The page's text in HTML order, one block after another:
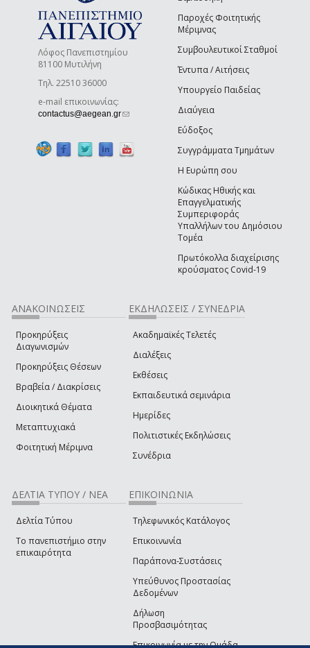
Λόφος Πανεπιστημίου
81100 Μυτιλήνη
Τηλ. 22510 36000
e-mail επικοινωνίας:
contactus@aegean.gr(link sends e-mail)
Παροχές Φοιτητικής
Μέριμνας
Συμβουλευτικοί Σταθμοί
Έντυπα / Αιτήσεις
Υπουργείο Παιδείας
Διαύγεια
Εύδοξος
Συγγράμματα Τμημάτων
Η Ευρώπη σου
Κώδικας Ηθικής και
Επαγγελματικής
Συμπεριφοράς
Υπαλλήλων του Δημόσιου
Τομέα
Πρωτόκολλα διαχείρισης
κρούσματος Covid-19
ΑΝΑΚΟΙΝΩΣΕΙΣ
Προκηρύξεις
Διαγωνισμών
Προκηρύξεις Θέσεων
Βραβεία / Διακρίσεις
Διοικητικά Θέματα
Μεταπτυχιακά
Φοιτητική Μέριμνα
ΕΚΔΗΛΩΣΕΙΣ / ΣΥΝΕΔΡΙΑ
Ακαδημαϊκές Τελετές
Διαλέξεις
Εκθέσεις
Εκπαιδευτικά σεμινάρια
Ημερίδες
Πολιτιστικές Εκδηλώσεις
Συνέδρια
ΔΕΛΤΙΑ ΤΥΠΟΥ / ΝΕΑ
Δελτία Τύπου
Το πανεπιστήμιο στην
επικαιρότητα
ΕΠΙΚΟΙΝΩΝΙΑ
Τηλεφωνικός Κατάλογος
Επικοινωνία
Παράπονα-Συστάσεις
Υπεύθυνος Προστασίας
Δεδομένων
Δήλωση
Προσβασιμότητας
Επικοινωνία με την Ομάδα